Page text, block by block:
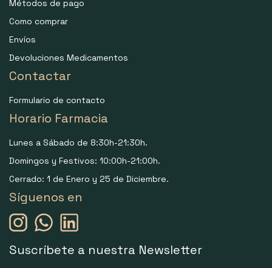
Métodos de pago
Como comprar
Envíos
Devoluciones Medicamentos
Contactar
Formulario de contacto
Horario Farmacia
Lunes a Sábado de 8:30h-21:30h.
Domingos y Festivos: 10:00h-21:00h.
Cerrado: 1 de Enero y 25 de Diciembre.
Síguenos en
Suscríbete a nuestra Newsletter